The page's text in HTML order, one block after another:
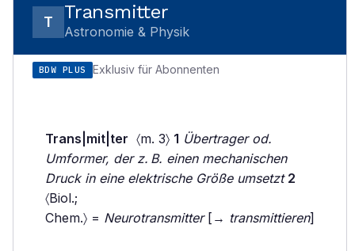
T Transmitter
Astronomie & Physik
BDW PLUS Exklusiv für Abonnenten
Trans|mit|ter 〈m. 3〉 1 Übertrager od.
Umformer, der z. B. einen mechanischen
Druck in eine elektrische Größe umsetzt 2
〈Biol.;
Chem.〉 = Neurotransmitter[→ transmittieren]